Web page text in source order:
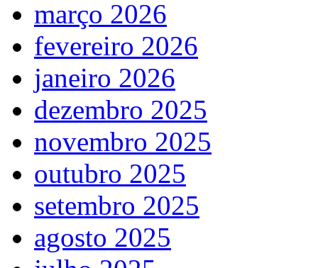
março 2026
fevereiro 2026
janeiro 2026
dezembro 2025
novembro 2025
outubro 2025
setembro 2025
agosto 2025